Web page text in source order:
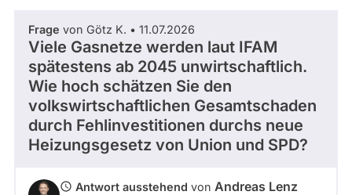
Frage von Götz K. • 11.07.2026
Viele Gasnetze werden laut IFAM
spätestens ab 2045 unwirtschaftlich.
Wie hoch schätzen Sie den
volkswirtschaftlichen Gesamtschaden
durch Fehlinvestitionen durchs neue
Heizungsgesetz von Union und SPD?
Antwort ausstehend von Andreas Lenz